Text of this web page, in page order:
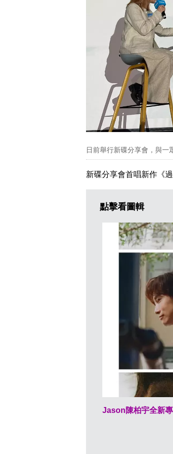
日前舉行新碟分享會，與一
新碟分享會首唱新作《
點擊看圖輯
Jason陳柏宇全新